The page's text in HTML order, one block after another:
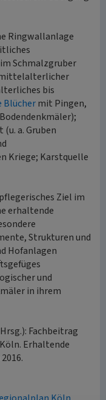
Ringwallanlage
Schmalzgruber
bis
Blüchermit Pingen,
a. Gruben
Kriege; Karstquelle
Ziel im
erhaltende
Strukturen und
Hofanlagen
und
in ihrem
Fachbeitrag
Erhaltende